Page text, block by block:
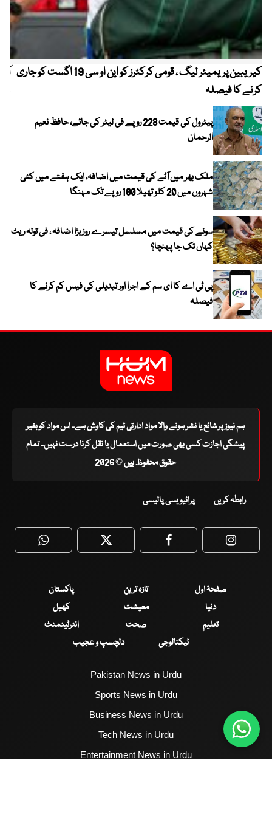
کیریبین پریمیئر لیگ ، قومی کرکٹرز کو این او سی 19 اگست کو جاری
کرنے کا فیصلہ
پیٹرول کی قیمت 228 روپے فی لیٹر کی جائے، حافظ نعیم
الرحمان
ملک بھر میں آٹے کی قیمت میں اضافہ، ایک ہفتے میں کئی
شہروں میں 20 کلو تھیلا 100 روپے تک مہنگا
سونے کی قیمت میں مسلسل تیسرے روز بڑا اضافہ ، فی تولہ ریٹ
کہاں تک جا پہنچا؟
پی ٹی اے کا ای سم کے اجرا اور تبدیلی کی فیس کم کرنے کا
فیصلہ
ہم نیوز پر شائع یا نشر ہونے والا مواد ادارتی ٹیم کی کاوش ہے۔ اس مواد کو بغیر
پیشگی اجازت کسی بھی صورت میں استعمال یا نقل کرنا درست نہیں۔ تمام
حقوق محفوظ ہیں © 2026
رابطہ کریں پرائیویسی پالیسی
WhatsApp Twitter Facebook
صفحۂ اول تازہ ترین
پاکستان
دنیا
معیشت
کھیل
تعلیم
صحت
انٹرٹینمنٹ
ٹیکنالوجی
دلچسپ و عجیب
Pakistan News in Urdu
Sports News in Urdu
Business News in Urdu
Tech News in Urdu
Entertainment News in Urdu